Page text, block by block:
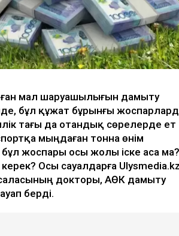
мал шаруашылығын дамыту
бұл құжат бұрынғы
тағы да отандық сөрелерде ет
мыңдаған тонна өнім
бұл жоспары осы жолы іске аса ма?
керек? Осы сауалдарға Ulysmedia.kz
докторы, АӨК дамыту
берді.